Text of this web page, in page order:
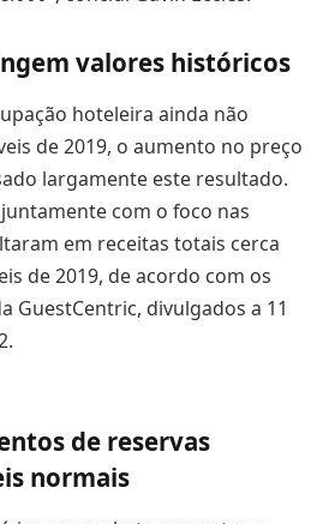
valores históricos
hoteleira ainda não
de 2019, o aumento no preço
largamente este resultado.
com o foco nas
em receitas totais cerca
de 2019, de acordo com os
GuestCentric, divulgados a 11
de reservas
normais